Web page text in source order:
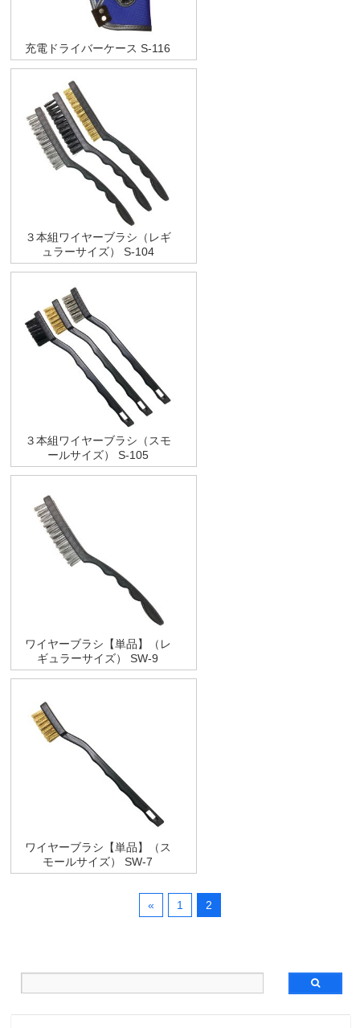
充電ドライバーケース S-116
３本組ワイヤーブラシ（レギ
ュラーサイズ） S-104
３本組ワイヤーブラシ（スモ
ールサイズ） S-105
ワイヤーブラシ【単品】（レ
ギュラーサイズ） SW-9
ワイヤーブラシ【単品】（ス
モールサイズ） SW-7
« 1 2